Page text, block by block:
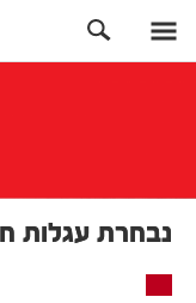
עגלות משטחים
נבחרת עגלות